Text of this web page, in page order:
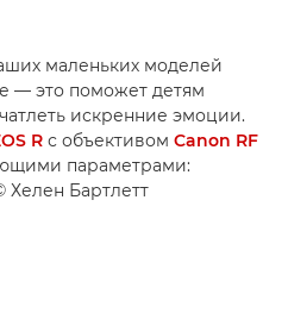
маленьких моделей
— это поможет детям
искренние эмоции.
R с объективом Canon RF
параметрами:
Хелен Бартлетт